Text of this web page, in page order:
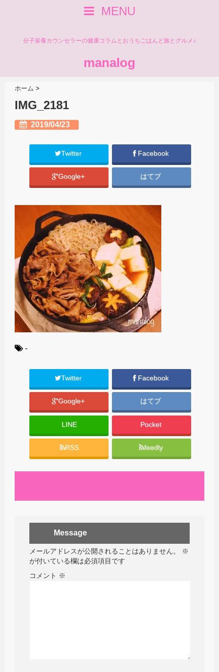
MENU
分子栄養カウンセラーの健康コラムとおうちごはんと旅とグルメ♪
manalog
ホーム >
IMG_2181
2019/04/23
Twitter Facebook
Google+ はてブ
-
Twitter Facebook
Google+ はてブ
LINE Pocket
RSS feedly
Message
メールアドレスが公開されることはありません。
※
が付いている欄は必須項目です
コメント ※